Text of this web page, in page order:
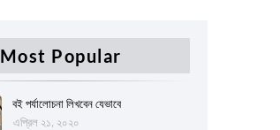
Most Popular
বই পর্যালোচনা লিখবেন যেভাবে
এপ্রিল ২১, ২০২০